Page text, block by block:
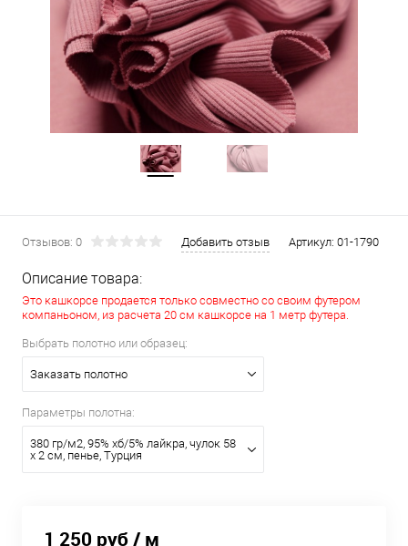
Отзывов: 0 Добавить отзыв Артикул: 01-1790
Описание товара:
Это кашкорсе продается только совместно со своим футером
компаньоном, из расчета 20 см кашкорсе на 1 метр футера.
Выбрать полотно или образец:
Заказать полотно
Параметры полотна:
380 гр/м2, 95% хб/5% лайкра, чулок 58
х 2 см, пенье, Турция
1 250 руб/ м